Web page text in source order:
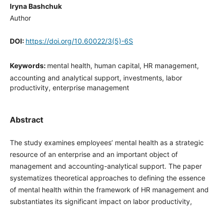
Iryna Bashchuk
Author
DOI: https://doi.org/10.60022/3(5)-6S
Keywords: mental health, human capital, HR management,
accounting and analytical support, investments, labor
productivity, enterprise management
Abstract
The study examines employees’ mental health as a strategic
resource of an enterprise and an important object of
management and accounting-analytical support. The paper
systematizes theoretical approaches to defining the essence
of mental health within the framework of HR management and
substantiates its significant impact on labor productivity,